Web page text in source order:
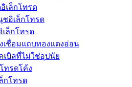
เล็กโทรด
ชอิเล็กโทรด
ล็กโทรด
เชื่อมแถบทองแดงอ่อน
เบิลที่ไม่ใช่อุปนัย
ทรดโค้ง
กโทรด